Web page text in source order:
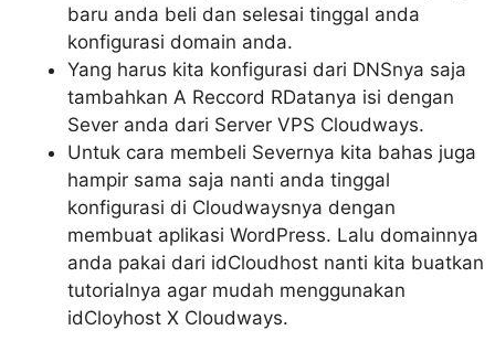
baru anda beli dan selesai tinggal anda
konfigurasi domain anda.
Yang harus kita konfigurasi dari DNSnya saja
tambahkan A Reccord RDatanya isi dengan
Sever anda dari Server VPS Cloudways.
Untuk cara membeli Severnya kita bahas juga
hampir sama saja nanti anda tinggal
konfigurasi di Cloudwaysnya dengan
membuat aplikasi WordPress. Lalu domainnya
anda pakai dari idCloudhost nanti kita buatkan
tutorialnya agar mudah menggunakan
idCloyhost X Cloudways.